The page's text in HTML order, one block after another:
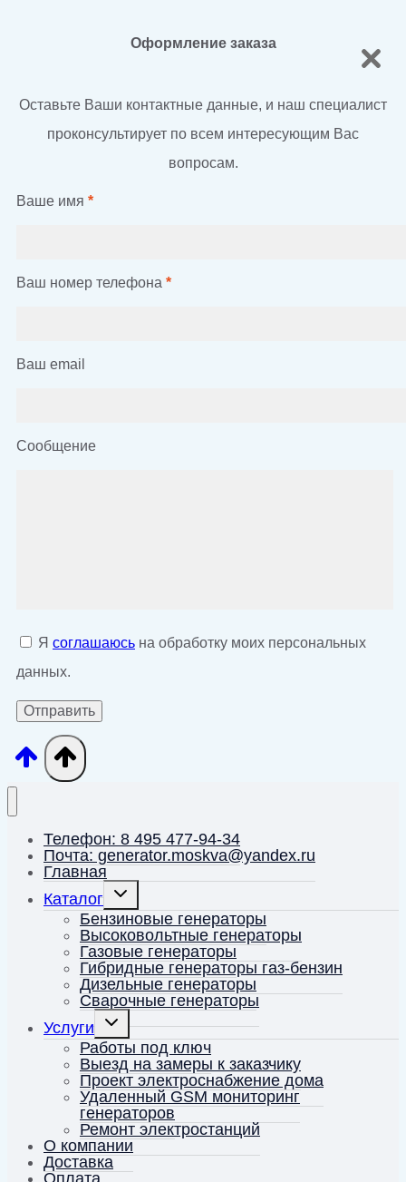
Оформление заказа
Оставьте Ваши контактные данные, и наш специалист
проконсультирует по всем интересующим Вас
вопросам.
Ваше имя *
Ваш номер телефона *
Ваш email
Сообщение
Я соглашаюсь на обработку моих персональных
данных.
Телефон: 8 495 477-94-34
Почта: generator.moskva@yandex.ru
Главная
Каталог
Переключить
дочернее
меню
Бензиновые генераторы
Высоковольтные генераторы
Газовые генераторы
Гибридные генераторы газ-бензин
Дизельные генераторы
Сварочные генераторы
Услуги
Переключить
дочернее
меню
Работы под ключ
Выезд на замеры к заказчику
Проект электроснабжение дома
Удаленный GSM мониторинг
генераторов
Ремонт электростанций
О компании
Доставка
Оплата